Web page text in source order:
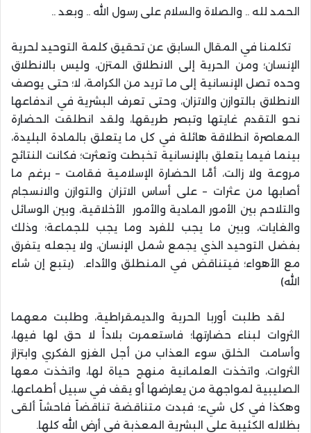
الحمد لله .. والصلاة والسلام على رسول الله .. وبعد ..
تكلمنا في المقال السابق عن تحقيق كلمة التوحيد لحرية
الإنسان؛ ومن الحرية إلى الانطلاق المتزن، وليس بالانطلاق
وحده تصل الإنسانية إلى ما تريد من الكرامة، لا؛ حتى يوصف
الانطلاق بالتوازن والاتزان، وحتى تعرف البشرية في اندفاعها
نحو التقدم غايتها وتبصر طريقها، ولقد انطلقت الحضارة
المعاصرة انطلاقة هائلة في كل ما يتعلق بالمادة البليدة،
بينما فيما يتعلق بالإنسانية تخبطت وتعثرت؛ فكانت النتائج
مروعة ولا زالت، أمَّا الحضارة الإسلامية فقامت – برغم ما
أصابها من عثرات – على أساس الاتزان والتوازن والانسجام
والتلاحم بين الأمور المادية والأمور الأخلاقية، وبين الوسائل
والغايات، وبين ما يجب للفرد وما يجب للجماعة؛ وذلك
بفضل التوحيد الذي يجمع شمل الإنسان، ولا يجعله يتفرق
مع الأهواء؛ فيتناقض في المنطلق والأداء. (يتبع إن شاء
الله)
لقد طلبت أوربا الحرية والديمقراطية، وطلبت معهما
الثروات لبناء حضارتها؛ فاستعمرت بلاداً لا حق لها فيها،
وأسامت الخلق سوء العذاب من أجل الغزو الفكري وابتزاز
الثروات، واتخذت العلمانية منهج حياة لها، واتخذت معها
الصليبية لمواجهة من يعارضها أو يقف في سبيل أطماعها،
وهكذا في كل شيء؛ فبدت متناقضة تناقضاً فاحشاً ألقى
بظلاله الكئيبة على البشرية المعذبة في أرض الله كلها.